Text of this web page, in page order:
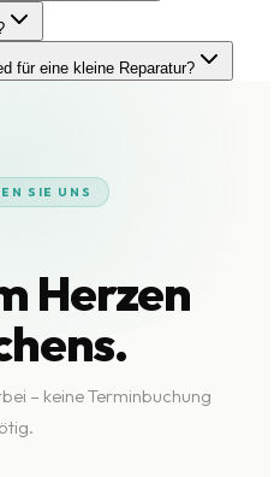
für eine kleine Reparatur?
SIE UNS
Herzen
– keine Terminbuchung